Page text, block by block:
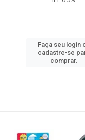
Faça seu login
cadastre-se
comprar.